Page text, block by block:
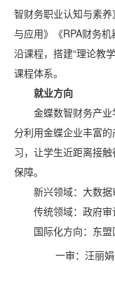
智财务职业认知与素
与应用》《RPA财务
沿课程，搭建“理论教
课程体系。
就业方向
金蝶数智财务产
分利用金蝶企业丰富
习，让学生近距离接
保障。
新兴领域：大数
传统领域：政府
国际化方向：东
一审：汪丽娟